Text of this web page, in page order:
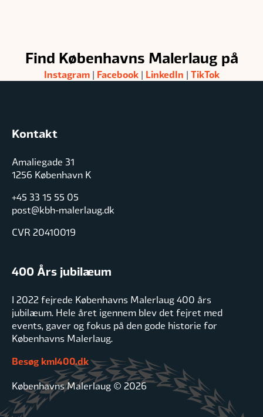
Find Københavns Malerlaug på
Instagram| Facebook| LinkedIn | TikTok
Kontakt
Amaliegade 31
1256 København K
+45 33 15 55 05
post@kbh-malerlaug.dk
CVR 20410019
400 Års jubilæum
I 2022 fejrede Københavns Malerlaug 400 års
jubilæum. Hele året igennem blev det fejret med
events, gaver og fokus på den gode historie for
Københavns Malerlaug.
Besøg kml400.dk
Københavns Malerlaug © 2026